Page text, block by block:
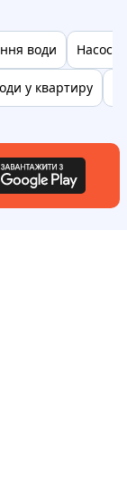
води Насос
у квартиру